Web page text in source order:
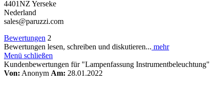
4401NZ Yerseke
Nederland
sales@paruzzi.com
Bewertungen 2
Bewertungen lesen, schreiben und diskutieren... mehr
Menü schließen
Kundenbewertungen für "Lampenfassung Instrumentbeleuchtung"
Von: Anonym Am: 28.01.2022